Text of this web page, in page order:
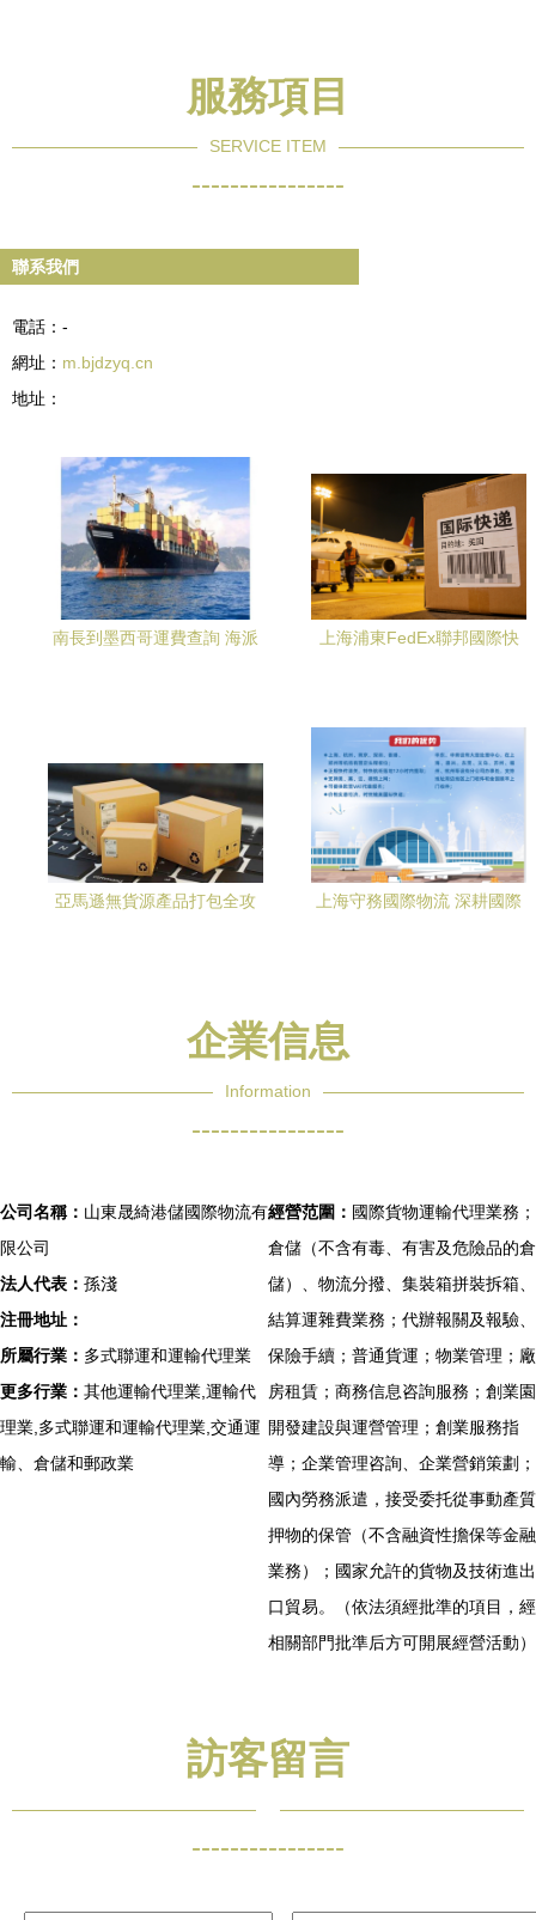
服務項目
SERVICE ITEM
----------------
聯系我們
電話：-
網址： m.bjdzyq.cn
地址：
南長到墨西哥運費查詢 海派
上海浦東FedEx聯邦國際快
亞馬遜無貨源產品打包全攻
上海守務國際物流 深耕國際
企業信息
Information
----------------
公司名稱： 山東晟綺港儲國際物流有
限公司
法人代表： 孫淺
注冊地址：
所屬行業： 多式聯運和運輸代理業
更多行業： 其他運輸代理業,運輸代
理業,多式聯運和運輸代理業,交通運
輸、倉儲和郵政業
經營范圍： 國際貨物運輸代理業務；
倉儲（不含有毒、有害及危險品的倉
儲）、物流分撥、集裝箱拼裝拆箱、
結算運雜費業務；代辦報關及報驗、
保險手續；普通貨運；物業管理；廠
房租賃；商務信息咨詢服務；創業園
開發建設與運營管理；創業服務指
導；企業管理咨詢、企業營銷策劃；
國內勞務派遣，接受委托從事動產質
押物的保管（不含融資性擔保等金融
業務）；國家允許的貨物及技術進出
口貿易。（依法須經批準的項目，經
相關部門批準后方可開展經營活動）
訪客留言
----------------